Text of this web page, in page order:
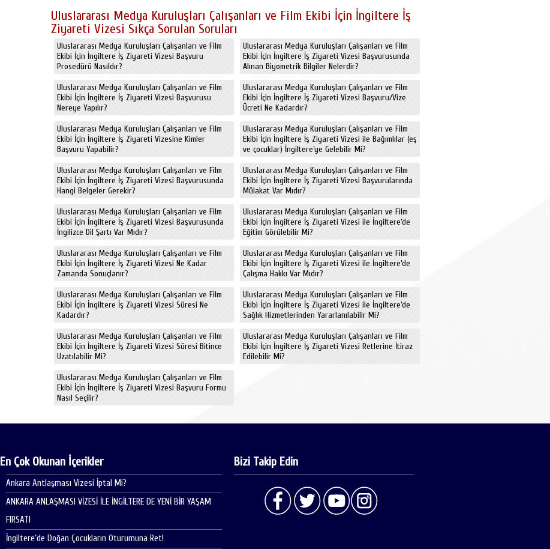
Uluslararası Medya Kuruluşları Çalışanları ve Film Ekibi İçin İngiltere İş
Ziyareti Vizesi Sıkça Sorulan Soruları
Uluslararası Medya Kuruluşları Çalışanları ve Film
Ekibi İçin İngiltere İş Ziyareti Vizesi Başvuru
Prosedürü Nasıldır?
Uluslararası Medya Kuruluşları Çalışanları ve Film
Ekibi İçin İngiltere İş Ziyareti Vizesi Başvurusu
Nereye Yapılır?
Uluslararası Medya Kuruluşları Çalışanları ve Film
Ekibi İçin İngiltere İş Ziyareti Vizesine Kimler
Başvuru Yapabilir?
Uluslararası Medya Kuruluşları Çalışanları ve Film
Ekibi İçin İngiltere İş Ziyareti Vizesi Başvurusunda
Hangi Belgeler Gerekir?
Uluslararası Medya Kuruluşları Çalışanları ve Film
Ekibi İçin İngiltere İş Ziyareti Vizesi Başvurusunda
İngilizce Dil Şartı Var Mıdır?
Uluslararası Medya Kuruluşları Çalışanları ve Film
Ekibi İçin İngiltere İş Ziyareti Vizesi Ne Kadar
Zamanda Sonuçlanır?
Uluslararası Medya Kuruluşları Çalışanları ve Film
Ekibi İçin İngiltere İş Ziyareti Vizesi Süresi Ne
Kadardır?
Uluslararası Medya Kuruluşları Çalışanları ve Film
Ekibi İçin İngiltere İş Ziyareti Vizesi Süresi Bitince
Uzatılabilir Mi?
Uluslararası Medya Kuruluşları Çalışanları ve Film
Ekibi İçin İngiltere İş Ziyareti Vizesi Başvuru Formu
Nasıl Seçilir?
Uluslararası Medya Kuruluşları Çalışanları ve Film
Ekibi İçin İngiltere İş Ziyareti Vizesi Başvurusunda
Alınan Biyometrik Bilgiler Nelerdir?
Uluslararası Medya Kuruluşları Çalışanları ve Film
Ekibi İçin İngiltere İş Ziyareti Vizesi Başvuru/Vize
Ücreti Ne Kadardır?
Uluslararası Medya Kuruluşları Çalışanları ve Film
Ekibi İçin İngiltere İş Ziyareti Vizesi ile Bağımlılar (eş
ve çocuklar) İngiltere’ye Gelebilir Mi?
Uluslararası Medya Kuruluşları Çalışanları ve Film
Ekibi İçin İngiltere İş Ziyareti Vizesi Başvurularında
Mülakat Var Mıdır?
Uluslararası Medya Kuruluşları Çalışanları ve Film
Ekibi İçin İngiltere İş Ziyareti Vizesi ile İngiltere’de
Eğitim Görülebilir Mi?
Uluslararası Medya Kuruluşları Çalışanları ve Film
Ekibi İçin İngiltere İş Ziyareti Vizesi ile İngiltere’de
Çalışma Hakkı Var Mıdır?
Uluslararası Medya Kuruluşları Çalışanları ve Film
Ekibi İçin İngiltere İş Ziyareti Vizesi ile İngiltere’de
Sağlık Hizmetlerinden Yararlanılabilir Mi?
Uluslararası Medya Kuruluşları Çalışanları ve Film
Ekibi İçin İngiltere İş Ziyareti Vizesi Retlerine İtiraz
Edilebilir Mi?
En Çok Okunan İçerikler
Ankara Antlaşması Vizesi İptal Mi?
ANKARA ANLAŞMASI VİZESİ İLE İNGİLTERE DE YENİ BİR YAŞAM
FIRSATI
İngiltere’de Doğan Çocukların Oturumuna Ret!
Bizi Takip Edin